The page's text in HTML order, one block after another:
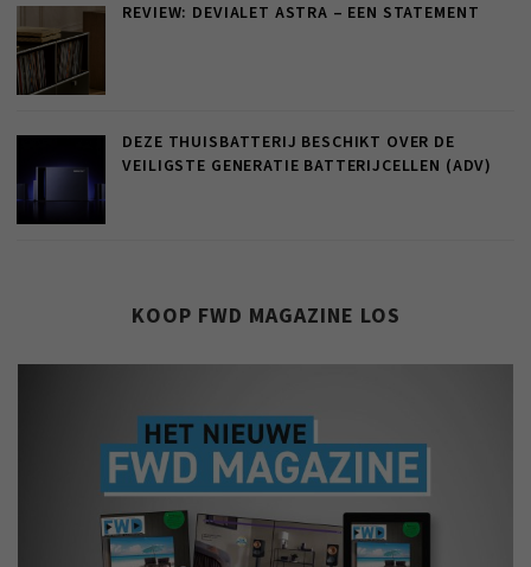
REVIEW: DEVIALET ASTRA – EEN STATEMENT
DEZE THUISBATTERIJ BESCHIKT OVER DE
VEILIGSTE GENERATIE BATTERIJCELLEN (ADV)
KOOP FWD MAGAZINE LOS